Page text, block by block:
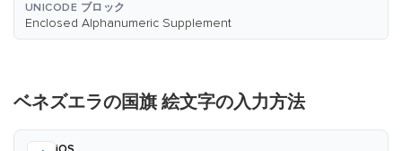
UNICODE ブロック
Enclosed Alphanumeric Supplement
ベネズエラの国旗 絵文字の入力方法